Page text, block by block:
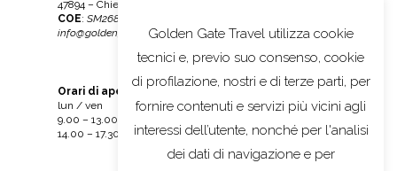
47894 – Chiesanuova (RSM)
COE: SM26895 –
info@goldengatetravel.sm
Orari di apertura
lun / ven
9.00 – 13.00
14.00 – 17.30
Golden Gate Travel utilizza cookie
tecnici e, previo suo consenso, cookie
di profilazione, nostri e di terze parti, per
fornire contenuti e servizi più vicini agli
interessi dell’utente, nonché per l'analisi
dei dati di navigazione e per